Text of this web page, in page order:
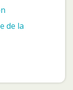
de la